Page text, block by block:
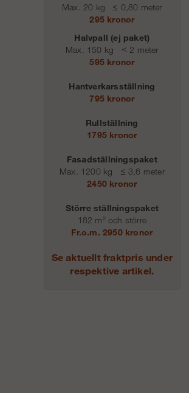
Max. 20 kg
≤ 0,80 meter
295 kronor
Halvpall (ej paket)
Max. 150 kg < 2 meter
595 kronor
Hantverkarsställning
795 kronor
Rullställning
1795 kronor
Fasadställningspaket
Max. 1200 kg
≤ 3,6 meter
2450 kronor
Större ställningspaket
182 m² och större
Fr.o.m. 2950 kronor
Se aktuellt fraktpris under
respektive artikel.